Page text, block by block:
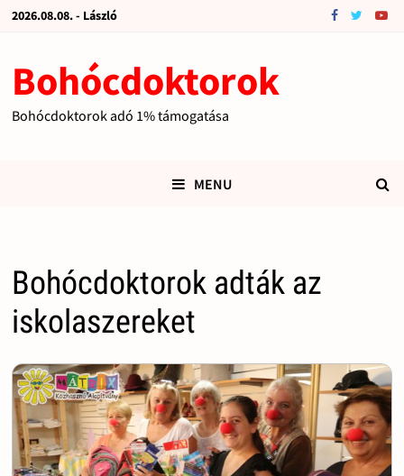
2026.08.08. - László
Bohócdoktorok
Bohócdoktorok adó 1% támogatása
MENU
Bohócdoktorok adták az
iskolaszereket